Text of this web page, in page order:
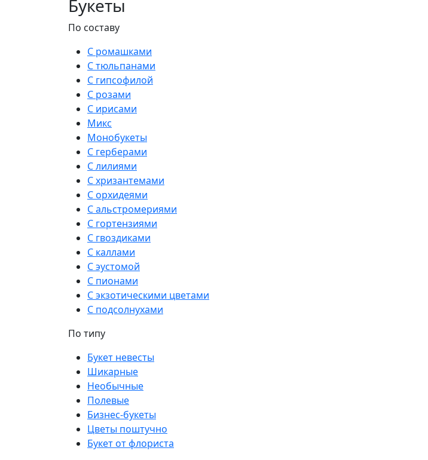
Букеты
По составу
С ромашками
С тюльпанами
С гипсофилой
С розами
С ирисами
Микс
Монобукеты
С герберами
С лилиями
С хризантемами
С орхидеями
С альстромериями
С гортензиями
С гвоздиками
С каллами
С эустомой
С пионами
С экзотическими цветами
С подсолнухами
По типу
Букет невесты
Шикарные
Необычные
Полевые
Бизнес-букеты
Цветы поштучно
Букет от флориста